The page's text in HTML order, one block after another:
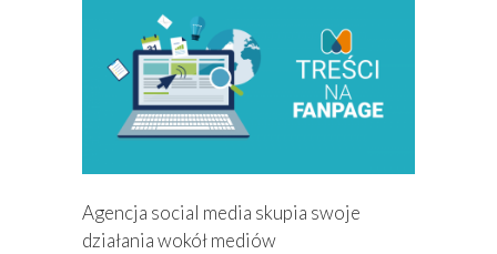
Agencja social media skupia swoje
działania wokół mediów